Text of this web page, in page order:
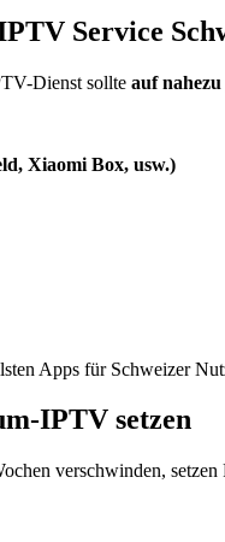
Service
Dienst sollte auf
Xiaomi Box, usw.)
Apps für Schweizer
IPTV setzen
verschwinden, setzen